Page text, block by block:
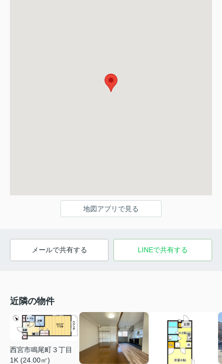
地図アプリで見る
メールで共有する LINEで共有する
近隣の物件
西宮市鳴尾町３丁目
1K (24.00㎡)